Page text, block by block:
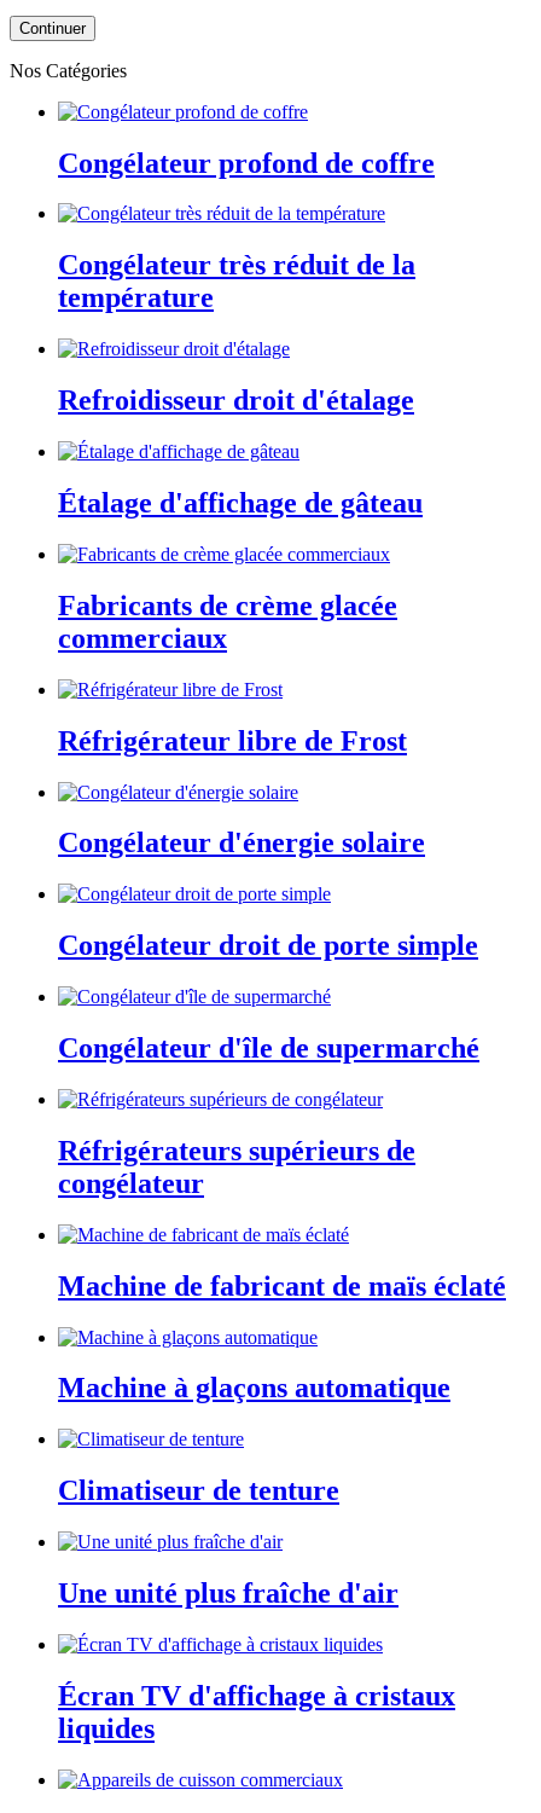
Continuer
Nos Catégories
Congélateur profond de coffre
Congélateur très réduit de la
température
Refroidisseur droit d'étalage
Étalage d'affichage de gâteau
Fabricants de crème glacée
commerciaux
Réfrigérateur libre de Frost
Congélateur d'énergie solaire
Congélateur droit de porte simple
Congélateur d'île de supermarché
Réfrigérateurs supérieurs de
congélateur
Machine de fabricant de maïs éclaté
Machine à glaçons automatique
Climatiseur de tenture
Une unité plus fraîche d'air
Écran TV d'affichage à cristaux
liquides